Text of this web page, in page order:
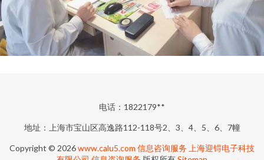
电话：1822179**
地址：上海市宝山区高逸路112-118号2、3、4、5、6、7幢
Copyright © 2026www.calu5.com 信息咨询服务 上海迎锝电子科技